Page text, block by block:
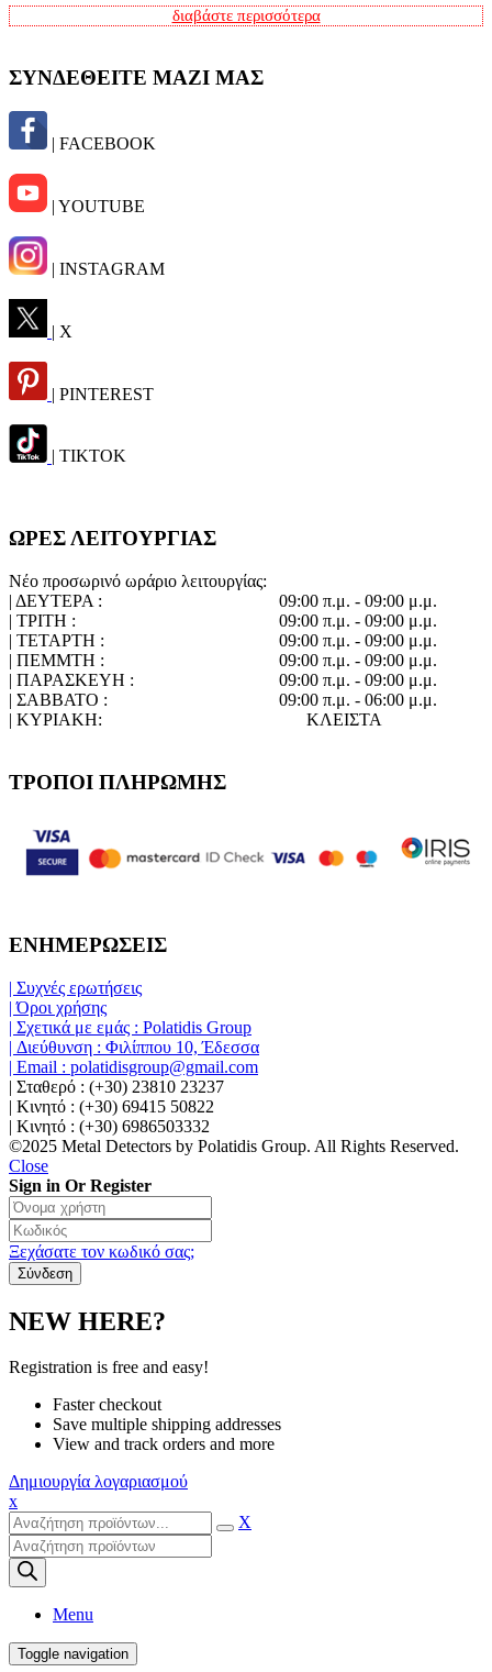
διαβάστε περισσότερα
ΣΥΝΔΕΘΕΙΤΕ ΜΑΖΙ ΜΑΣ
| FACEBOOK
| YOUTUBE
| INSTAGRAM
| X
| PINTEREST
| TIKTOK
ΩΡΕΣ ΛΕΙΤΟΥΡΓΙΑΣ
Νέο προσωρινό ωράριο λειτουργίας:
| ΔΕΥΤΕΡΑ :
09:00 π.μ. - 09:00 μ.μ.
| ΤΡΙΤΗ :
09:00 π.μ. - 09:00 μ.μ.
| ΤΕΤΑΡΤΗ :
09:00 π.μ. - 09:00 μ.μ.
| ΠΕΜΜΤΗ :
09:00 π.μ. - 09:00 μ.μ.
| ΠΑΡΑΣΚΕΥΗ :
09:00 π.μ. - 09:00 μ.μ.
| ΣΑΒΒΑΤΟ :
09:00 π.μ. - 06:00 μ.μ.
| ΚΥΡΙΑΚΗ:
ΚΛΕΙΣΤΑ
ΤΡΟΠΟΙ ΠΛΗΡΩΜΗΣ
ΕΝΗΜΕΡΩΣΕΙΣ
| Συχνές ερωτήσεις
| Όροι χρήσης
| Σχετικά με εμάς : Polatidis Group
| Διεύθυνση : Φιλίππου 10, Έδεσσα
| Email : polatidisgroup@gmail.com
| Σταθερό : (+30) 23810 23237
| Κινητό : (+30) 69415 50822
| Κινητό : (+30) 6986503332
©2025 Metal Detectors by Polatidis Group. All Rights Reserved.
Close
Sign in Or Register
Ξεχάσατε τον κωδικό σας;
NEW HERE?
Registration is free and easy!
Faster checkout
Save multiple shipping addresses
View and track orders and more
Δημιουργία λογαριασμού
x
X
Products
search
Menu
Toggle navigation